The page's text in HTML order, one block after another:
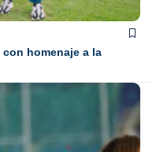
homenaje a la